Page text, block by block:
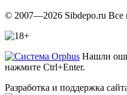
© 2007—2026 Sibdepo.ru Все
Нашли
нажмите Ctrl+Enter.
Разработка и поддержка